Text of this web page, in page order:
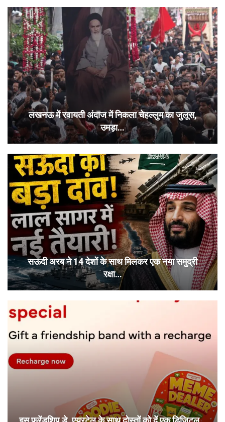
लखनऊ में रवायती अंदाज में निकला चेहल्लुम का जुलूस,
उमड़ा…
सऊदी अरब ने 14 देशों के साथ मिलकर एक नया समुद्री
रक्षा…